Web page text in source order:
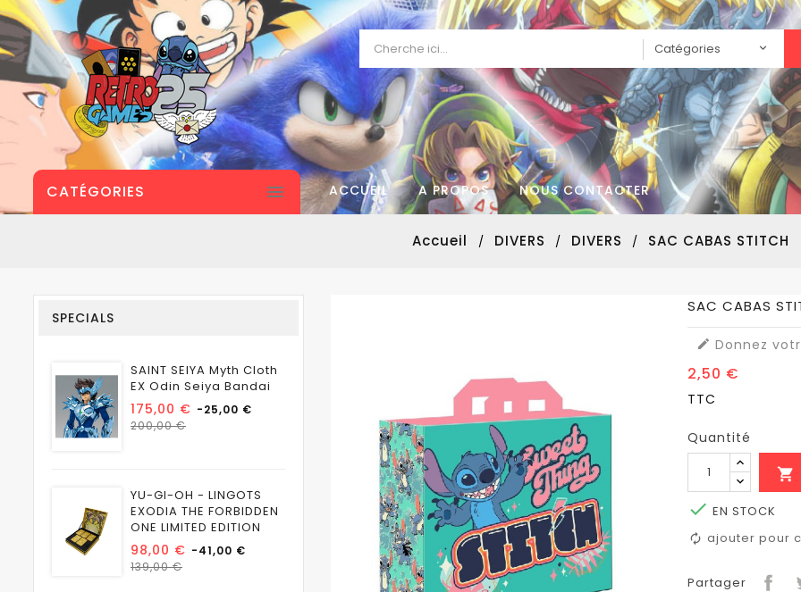
CATÉGORIES  ACCUEIL A PROPOS NOUS CONTACTER
Accueil DIVERS DIVERS SAC CABAS STITCH
SPECIALS
SAINT SEIYA Myth Cloth
EX Odin Seiya Bandai
175,00 € Prix
-25,00 €
200,00 €Prix
YU-GI-OH - LINGOTS
EXODIA THE FORBIDDEN
ONE LIMITED EDITION
98,00 € Prix
-41,00 €
139,00 €Prix
SAC CABAS
 Donnez
2,50 €
TTC
Quantité

 EN STOCK
ajouter pour
Partager